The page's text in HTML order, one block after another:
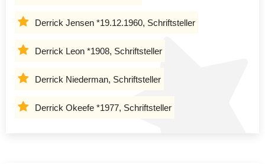
Derrick Jensen *19.12.1960, Schriftsteller
Derrick Leon *1908, Schriftsteller
Derrick Niederman, Schriftsteller
Derrick Okeefe *1977, Schriftsteller